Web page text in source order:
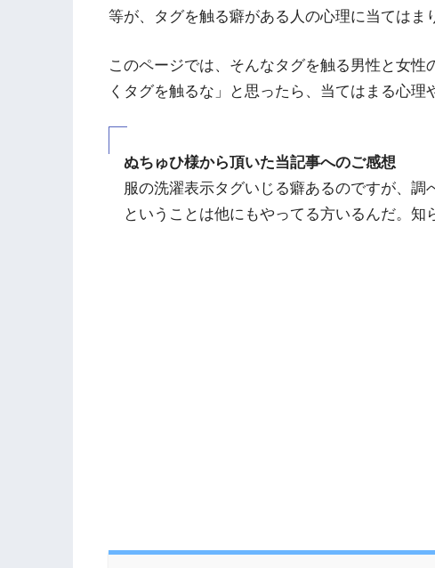
等が、タグを触る癖がある人の心理に当てはま
このページでは、そんなタグを触る男性と女
くタグを触るな」と思ったら、当てはまる心理
ぬちゅひ様から頂いた当記事へのご感想
服の洗濯表示タグいじる癖あるのですが、
ということは他にもやってる方いるんだ。知